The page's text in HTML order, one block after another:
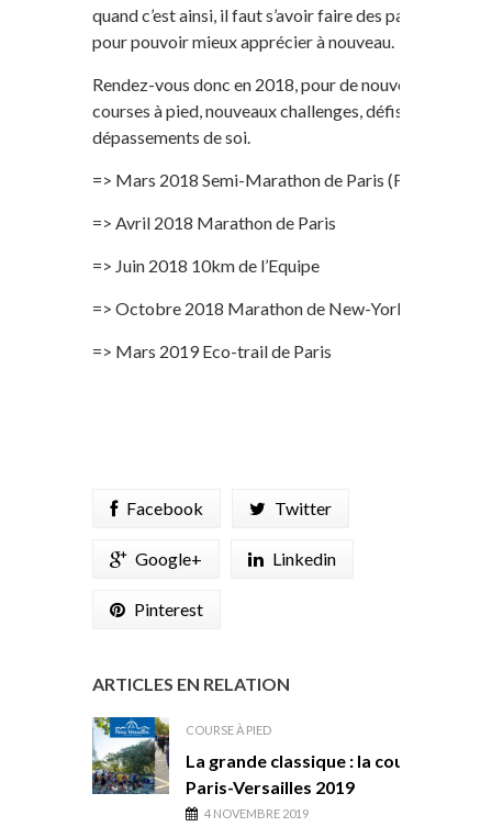
quand c’est ainsi, il faut s’avoir faire des pauses,
pour pouvoir mieux apprécier à nouveau.
Rendez-vous donc en 2018, pour de nouvelles
courses à pied, nouveaux challenges, défis et
dépassements de soi.
=> Mars 2018 Semi-Marathon de Paris (FitBit)
=> Avril 2018 Marathon de Paris
=> Juin 2018 10km de l’Equipe
=> Octobre 2018 Marathon de New-York
=> Mars 2019 Eco-trail de Paris
Facebook Twitter
Google+ Linkedin
Pinterest
ARTICLES EN RELATION
COURSE À PIED
La grande classique : la course
Paris-Versailles 2019
4 NOVEMBRE 2019